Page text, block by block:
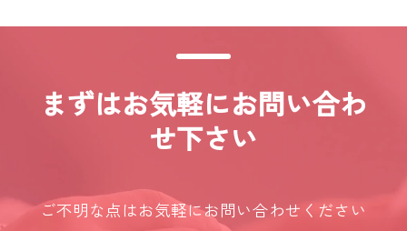
まずはお気軽にお問い合わ
せ下さい
ご不明な点はお気軽にお問い合わせください